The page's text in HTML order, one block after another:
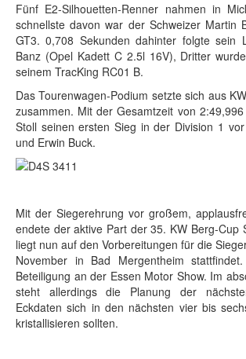
Fünf E2-Silhouetten-Renner nahmen in
schnellste davon war der Schweizer Martin
GT3. 0,708 Sekunden dahinter folgte sein
Banz (Opel Kadett C 2.5l 16V), Dritter
seinem TracKing RC01 B.
Das Tourenwagen-Podium setzte sich aus
zusammen. Mit der Gesamtzeit von
Stoll seinen ersten Sieg in der Division 1
und Erwin Buck.
Mit der Siegerehrung vor großem,
endete der aktive Part der 35. KW Berg-Cup
liegt nun auf den Vorbereitungen für die
November in Bad Mergentheim
Beteiligung an der Essen Motor Show. Im
steht allerdings die Planung der
Eckdaten sich in den nächsten vier bis
kristallisieren sollten.